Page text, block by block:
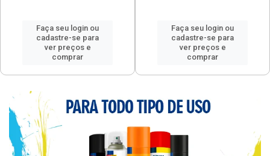
Faça seu login ou
cadastre-se para
ver preços e
comprar
Faça seu login ou
cadastre-se para
ver preços e
comprar